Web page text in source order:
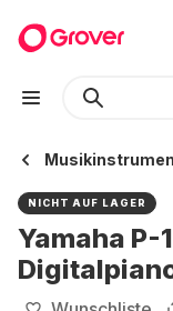
NICHT AUF LAGER
Yamaha P-